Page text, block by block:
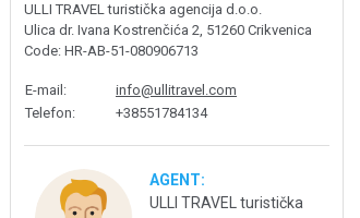
ULLI TRAVEL turistička agencija d.o.o.
Ulica dr. Ivana Kostrenčića 2, 51260 Crikvenica
Code: HR-AB-51-080906713
E-mail :
info@ullitravel.com
Telefon: +38551784134
AGENT:
ULLI TRAVEL turistička